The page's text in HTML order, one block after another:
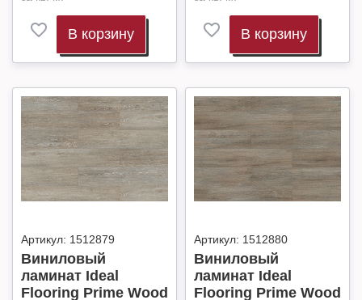
В корзину В корзину
Артикул: 1512879
Виниловый
ламинат Ideal
Flooring Prime Wood
Артикул: 1512880
Виниловый
ламинат Ideal
Flooring Prime Wood